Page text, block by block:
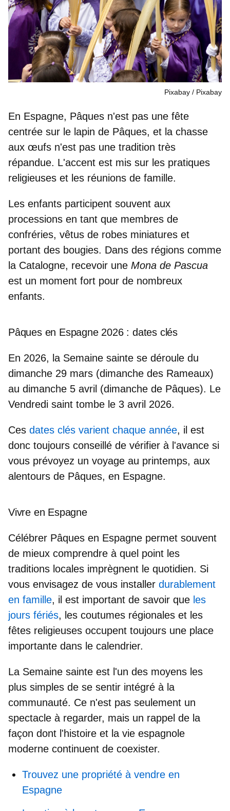
Pixabay Pixabay
En Espagne, Pâques n'est pas une fête
centrée sur le lapin de Pâques, et la chasse
aux œufs n'est pas une tradition très
répandue. L'accent est mis sur les pratiques
religieuses et les réunions de famille.
Les enfants participent souvent aux
processions en tant que membres de
confréries, vêtus de robes miniatures et
portant des bougies. Dans des régions comme
la Catalogne, recevoir une Mona de Pascua
est un moment fort pour de nombreux
enfants.
Pâques en Espagne 2026 : dates clés
En 2026, la Semaine sainte se déroule du
dimanche 29 mars (dimanche des Rameaux)
au dimanche 5 avril (dimanche de Pâques). Le
Vendredi saint tombe le 3 avril 2026.
Ces dates clés varient chaque année, il est
donc toujours conseillé de vérifier à l'avance si
vous prévoyez un voyage au printemps, aux
alentours de Pâques, en Espagne.
Vivre en Espagne
Célébrer Pâques en Espagne permet souvent
de mieux comprendre à quel point les
traditions locales imprègnent le quotidien. Si
vous envisagez de vous installer durablement
en famille, il est important de savoir que les
jours fériés, les coutumes régionales et les
fêtes religieuses occupent toujours une place
importante dans le calendrier.
La Semaine sainte est l'un des moyens les
plus simples de se sentir intégré à la
communauté. Ce n'est pas seulement un
spectacle à regarder, mais un rappel de la
façon dont l'histoire et la vie espagnole
moderne continuent de coexister.
Trouvez une propriété à vendre en
Espagne